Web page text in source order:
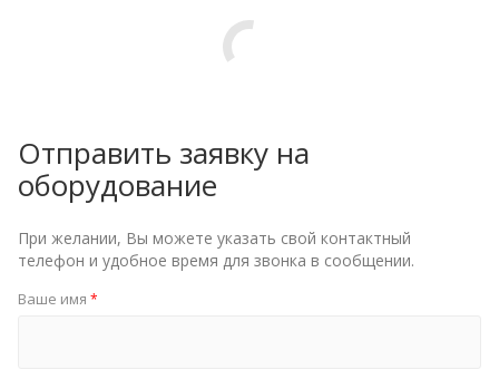
Отправить заявку на
оборудование
При желании, Вы можете указать свой контактный
телефон и удобное время для звонка в сообщении.
Ваше имя *